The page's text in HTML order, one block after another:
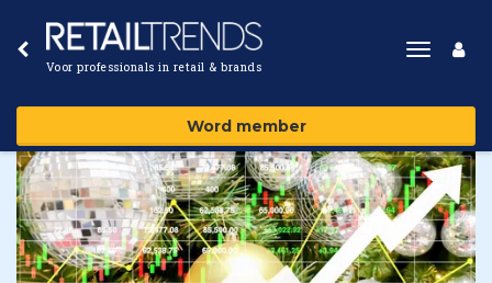
Voor professionals in retail & brands
Toggle
Word member